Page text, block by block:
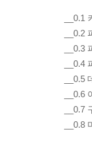
__0.1
__0.2
__0.3
__0.4
__0.5
__0.6
__0.7
__0.8